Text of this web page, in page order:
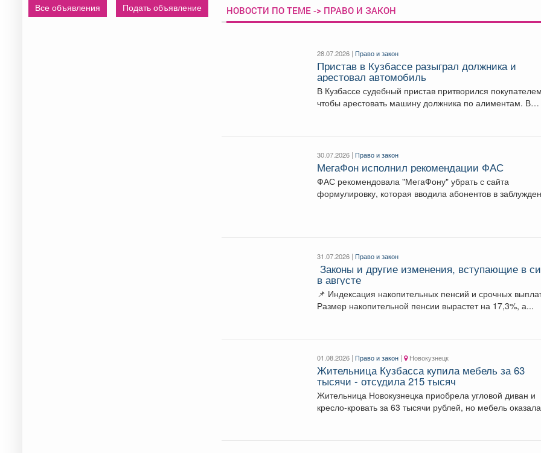
Все объявления
Подать объявление НОВОСТИ ПО ТЕМЕ -> ПРАВО И ЗАКОН
28.07.2026 |Право и закон
Пристав в Кузбассе разыграл должника и
арестовал автомобиль
В Кузбассе судебный пристав притворился
чтобы арестовать машину должника по алиментам. В
30.07.2026 |Право и закон
МегаФон исполнил рекомендации ФАС
ФАС рекомендовала "МегаФону" убрать с сайта
формулировку, которая вводила абонентов в
31.07.2026 |Право и закон
Законы и другие изменения, вступающие в
в августе
📌 Индексация накопительных пенсий и срочных
Размер накопительной пенсии вырастет на 17,3%, а...
01.08.2026 |Право и закон | Новокузнецк
Жительница Кузбасса купила мебель за 63
тысячи - отсудила 215 тысяч
Жительница Новокузнецка приобрела угловой диван и
кресло-кровать за 63 тысячи рублей, но мебель